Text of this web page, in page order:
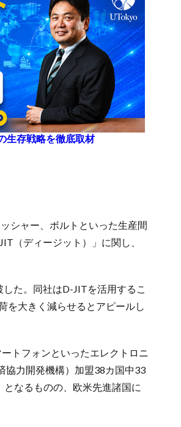
生存戦略を徹底取材
シャー、ボルトといった生産間
（ディージット）」に関し、
た。同社はD-JITを活用するこ
を大きく減らせるとアピールし
トフォンといったエレクトロニ
協力開発機構）加盟38カ国中33
なるものの、欧米先進諸国に